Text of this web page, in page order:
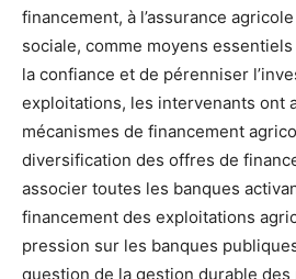
financement, à l’assurance
sociale, comme moyens
la confiance et de pérenniser
exploitations, les intervenants ont
mécanismes de financement
diversification des offres de
associer toutes les banques
financement des exploitations
pression sur les banques
question de la gestion durable